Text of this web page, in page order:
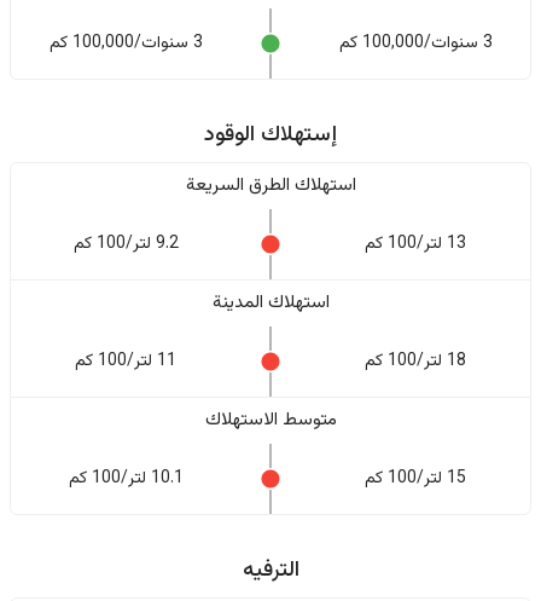
3 سنوات/100,000 كم 3 سنوات/100,000 كم
إستهلاك الوقود
استهلاك الطرق السريعة
13 لتر/100 كم 9.2 لتر/100 كم
استهلاك المدينة
18 لتر/100 كم 11 لتر/100 كم
متوسط الاستهلاك
15 لتر/100 كم 10.1 لتر/100 كم
الترفيه